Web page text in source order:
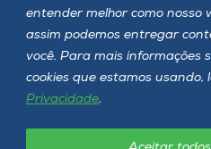
entender melhor como nosso
assim podemos entregar
você. Para mais informações
cookies que estamos usando,
Privacidade.